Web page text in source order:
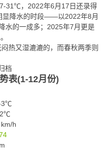
31℃，2022年6月17日还录得
显降水的时段——以2022年8月
水的一成多；2025年7月更是
热又湿漉漉的，而春秋两季则
档
表(1-12月份)
3℃
2℃
h